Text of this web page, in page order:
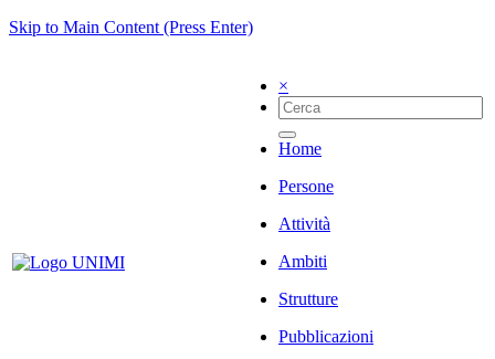
Skip to Main Content (Press Enter)
×
Home
Persone
Attività
Ambiti
Strutture
Pubblicazioni